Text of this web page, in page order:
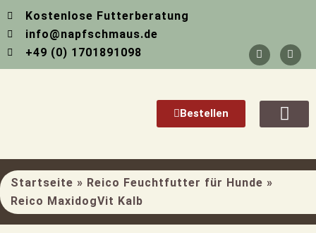
Kostenlose Futterberatung
info@napfschmaus.de
+49 (0) 1701891098
F
a
c
o
I
n
s
g
Bestellen
Startseite » Reico Feuchtfutter für Hunde »
Reico MaxidogVit Kalb